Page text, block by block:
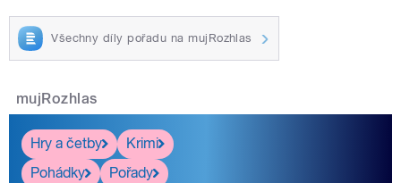
Všechny díly pořadu na mujRozhlas
mujRozhlas
Hry a četby
Krimi
Pohádky
Pořady